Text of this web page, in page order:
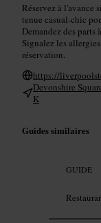
Réservez à l'avance
tenue casual-chic
Demandez des
Signalez les
réservation.
https://
Devonshire
K
Guides similaires
GUIDE